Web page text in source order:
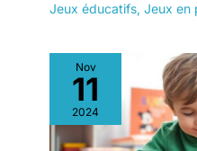
Jeux éducatifs, Jeux en
Nov
11
2024